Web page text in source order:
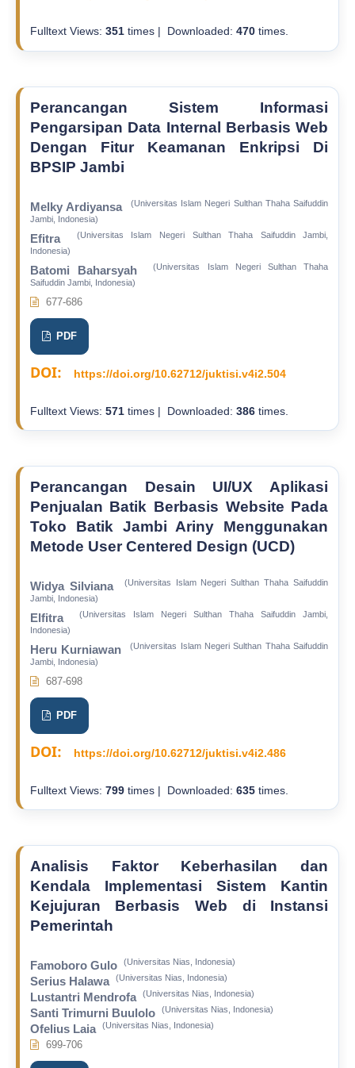
Fulltext Views: 351times | Downloaded: 470times.
Perancangan Sistem Informasi
Pengarsipan Data Internal Berbasis Web
Dengan Fitur Keamanan Enkripsi Di
BPSIP Jambi
Melky Ardiyansa
(Universitas Islam Negeri Sulthan Thaha Saifuddin
Jambi, Indonesia)
Efitra
(Universitas Islam Negeri Sulthan Thaha Saifuddin Jambi,
Indonesia)
Batomi Baharsyah
(Universitas Islam Negeri Sulthan Thaha
Saifuddin Jambi, Indonesia)
677-686
PDF
DOI: https://doi.org/10.62712/juktisi.v4i2.504
Fulltext Views: 571times | Downloaded: 386times.
Perancangan Desain UI/UX Aplikasi
Penjualan Batik Berbasis Website Pada
Toko Batik Jambi Ariny Menggunakan
Metode User Centered Design (UCD)
Widya Silviana
(Universitas Islam Negeri Sulthan Thaha Saifuddin
Jambi, Indonesia)
Elfitra
(Universitas Islam Negeri Sulthan Thaha Saifuddin Jambi,
Indonesia)
Heru Kurniawan
(Universitas Islam Negeri Sulthan Thaha Saifuddin
Jambi, Indonesia)
687-698
PDF
DOI: https://doi.org/10.62712/juktisi.v4i2.486
Fulltext Views: 799times | Downloaded: 635times.
Analisis Faktor Keberhasilan dan
Kendala Implementasi Sistem Kantin
Kejujuran Berbasis Web di Instansi
Pemerintah
Famoboro Gulo (Universitas Nias, Indonesia)
Serius Halawa (Universitas Nias, Indonesia)
Lustantri Mendrofa (Universitas Nias, Indonesia)
Santi Trimurni Buulolo (Universitas Nias, Indonesia)
Ofelius Laia (Universitas Nias, Indonesia)
699-706